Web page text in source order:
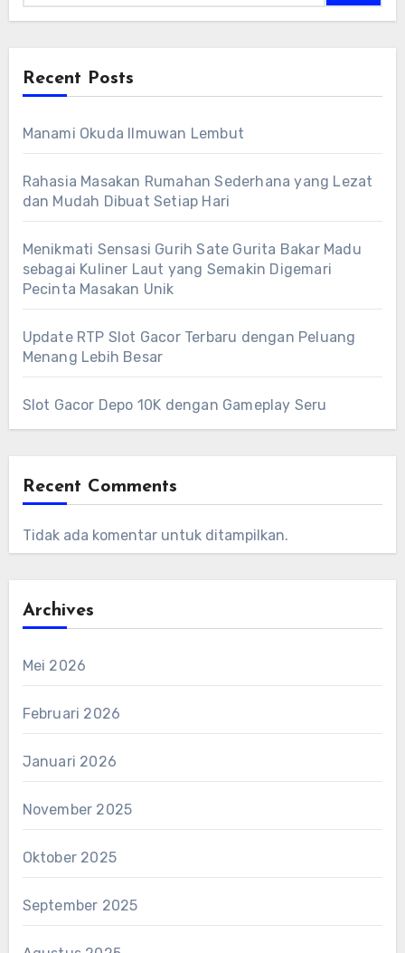
Recent Posts
Manami Okuda Ilmuwan Lembut
Rahasia Masakan Rumahan Sederhana yang Lezat
dan Mudah Dibuat Setiap Hari
Menikmati Sensasi Gurih Sate Gurita Bakar Madu
sebagai Kuliner Laut yang Semakin Digemari
Pecinta Masakan Unik
Update RTP Slot Gacor Terbaru dengan Peluang
Menang Lebih Besar
Slot Gacor Depo 10K dengan Gameplay Seru
Recent Comments
Tidak ada komentar untuk ditampilkan.
Archives
Mei 2026
Februari 2026
Januari 2026
November 2025
Oktober 2025
September 2025